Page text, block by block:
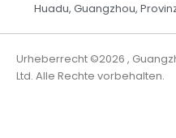
Huadu, Guangzhou,
Urheberrecht ©2026 ,
Ltd. Alle Rechte vorbehalten.